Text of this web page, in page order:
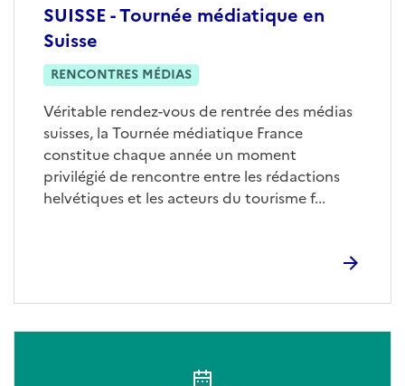
SUISSE - Tournée médiatique en
Suisse
RENCONTRES MÉDIAS
Véritable rendez-vous de rentrée des médias
suisses, la Tournée médiatique France
constitue chaque année un moment
privilégié de rencontre entre les rédactions
helvétiques et les acteurs du tourisme f...